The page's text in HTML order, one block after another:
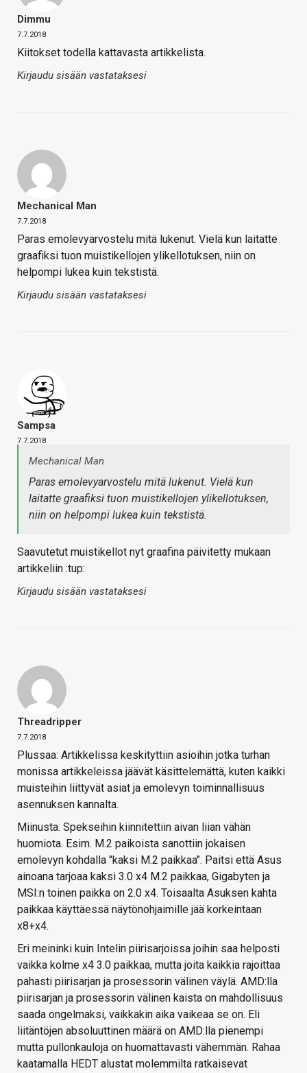
Dimmu
7.7.2018
Kiitokset todella kattavasta artikkelista.
Kirjaudu sisään vastataksesi
Mechanical Man
7.7.2018
Paras emolevyarvostelu mitä lukenut. Vielä kun laitatte
graafiksi tuon muistikellojen ylikellotuksen, niin on
helpompi lukea kuin tekstistä.
Kirjaudu sisään vastataksesi
Sampsa
7.7.2018
Mechanical Man
Paras emolevyarvostelu mitä lukenut. Vielä kun
laitatte graafiksi tuon muistikellojen ylikellotuksen,
niin on helpompi lukea kuin tekstistä.
Saavutetut muistikellot nyt graafina päivitetty mukaan
artikkeliin :tup:
Kirjaudu sisään vastataksesi
Threadripper
7.7.2018
Plussaa: Artikkelissa keskityttiin asioihin jotka turhan
monissa artikkeleissa jäävät käsittelemättä, kuten kaikki
muisteihin liittyvät asiat ja emolevyn toiminnallisuus
asennuksen kannalta.
Miinusta: Spekseihin kiinnitettiin aivan liian vähän
huomiota. Esim. M.2 paikoista sanottiin jokaisen
emolevyn kohdalla "kaksi M.2 paikkaa". Paitsi että Asus
ainoana tarjoaa kaksi 3.0 x4 M.2 paikkaa, Gigabyten ja
MSI:n toinen paikka on 2.0 x4. Toisaalta Asuksen kahta
paikkaa käyttäessä näytönohjaimille jää korkeintaan
x8+x4.
Eri meininki kuin Intelin piirisarjoissa joihin saa helposti
vaikka kolme x4 3.0 paikkaa, mutta joita kaikkia rajoittaa
pahasti piirisarjan ja prosessorin välinen väylä. AMD:lla
piirisarjan ja prosessorin välinen kaista on mahdollisuus
saada ongelmaksi, vaikkakin aika vaikeaa se on. Eli
liitäntöjen absoluuttinen määrä on AMD:lla pienempi
mutta pullonkauloja on huomattavasti vähemmän. Rahaa
kaatamalla HEDT alustat molemmilta ratkaisevat